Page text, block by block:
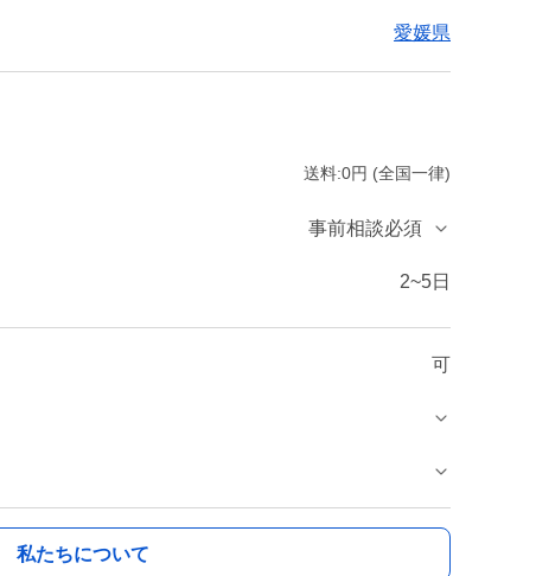
愛媛県
送料:0円 (全国一律)
事前相談必須
2~5日
可
私たちについて